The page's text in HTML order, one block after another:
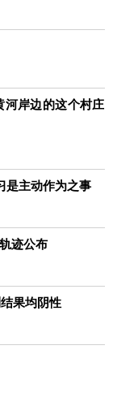
河岸边的这个村庄
是主动作为之事
迹公布
果均阴性